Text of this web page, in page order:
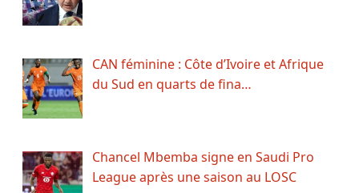
CAN féminine : Côte d’Ivoire et Afrique
du Sud en quarts de fina…
Chancel Mbemba signe en Saudi Pro
League après une saison au LOSC